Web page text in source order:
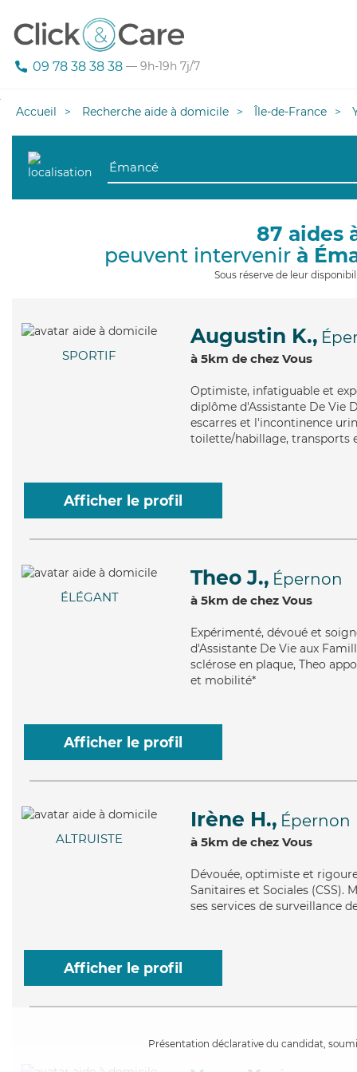
09 78 38 38 38 — 9h-19h 7j/7
Accueil Recherche aide à domicile Île-de-France
87 aides
peuvent intervenir à
Sous réserve de leur
SPORTIF
Augustin K.,
à 5km de chez Vous
Optimiste, infatiguable et
diplôme d'Assistante De Vie
escarres et l'incontinence
toilette/habillage, transports
Afficher le profil
ÉLÉGANT
Theo J., Épernon
à 5km de chez Vous
Expérimenté, dévoué et
d'Assistante De Vie aux
sclérose en plaque, Theo
et mobilité*
Afficher le profil
ALTRUISTE
Irène H., Épernon
à 5km de chez Vous
Dévouée, optimiste et
Sanitaires et Sociales (CSS).
ses services de surveillance
Afficher le profil
Présentation déclarative du candidat,